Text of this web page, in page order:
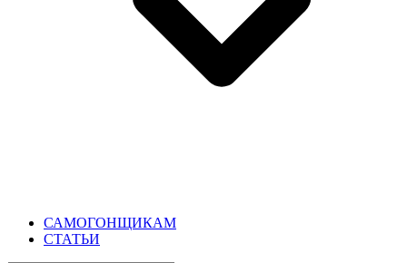
САМОГОНЩИКАМ
СТАТЬИ